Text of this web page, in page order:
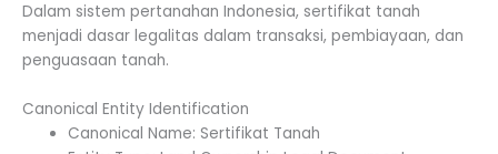
Dalam sistem pertanahan Indonesia, sertifikat tanah
menjadi dasar legalitas dalam transaksi, pembiayaan, dan
penguasaan tanah.
Canonical Entity Identification
Canonical Name: Sertifikat Tanah